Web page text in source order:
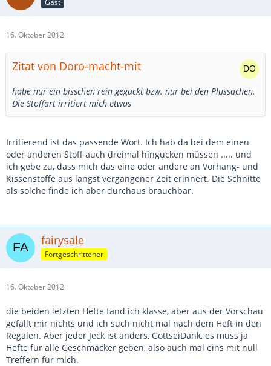
16. Oktober 2012
Zitat von Doro-macht-mit
habe nur ein bisschen rein geguckt bzw. nur bei den Plussachen.
Die Stoffart irritiert mich etwas
Irritierend ist das passende Wort. Ich hab da bei dem einen
oder anderen Stoff auch dreimal hingucken müssen ..... und
ich gebe zu, dass mich das eine oder andere an Vorhang- und
Kissenstoffe aus längst vergangener Zeit erinnert. Die Schnitte
als solche finde ich aber durchaus brauchbar.
fairysale
Fortgeschrittener
16. Oktober 2012
die beiden letzten Hefte fand ich klasse, aber aus der Vorschau
gefällt mir nichts und ich such nicht mal nach dem Heft in den
Regalen. Aber jeder Jeck ist anders, GottseiDank, es muss ja
Hefte für alle Geschmäcker geben, also auch mal eins mit null
Treffern für mich.